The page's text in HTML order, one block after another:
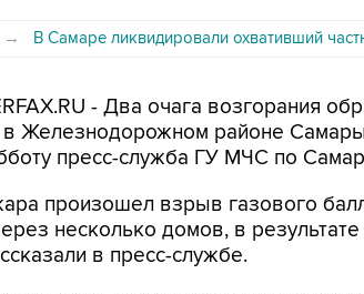
→ В Самаре ликвидировали охвативший
- Два очага возгорания
Железнодорожном районе
пресс-служба ГУ МЧС по
произошел взрыв газового
несколько домов, в
в пресс-службе.